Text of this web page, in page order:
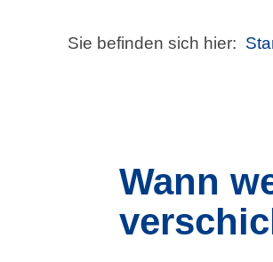
Sie befinden sich hier:
Wann